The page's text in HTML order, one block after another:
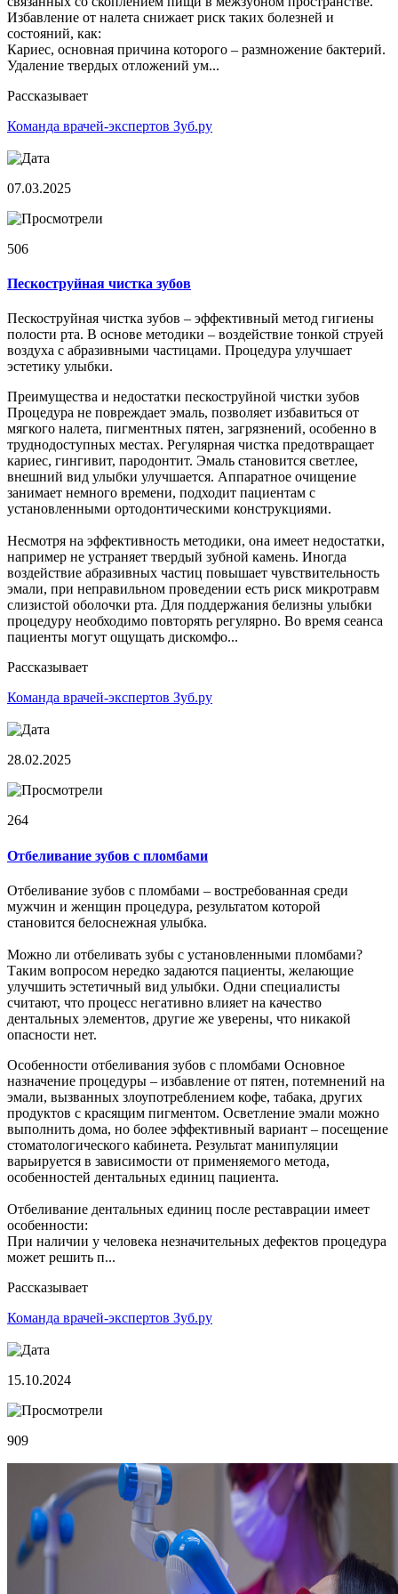
Избавление от налета снижает риск таких болезней и
состояний, как:
Кариес, основная причина которого – размножение бактерий.
Удаление твердых отложений ум...
Рассказывает
Команда врачей-экспертов Зуб.ру
07.03.2025
506
Пескоструйная чистка зубов
Пескоструйная чистка зубов – эффективный метод гигиены
полости рта. В основе методики – воздействие тонкой струей
воздуха с абразивными частицами. Процедура улучшает
эстетику улыбки.
Преимущества и недостатки пескоструйной чистки зубов
Процедура не повреждает эмаль, позволяет избавиться от
мягкого налета, пигментных пятен, загрязнений, особенно в
труднодоступных местах. Регулярная чистка предотвращает
кариес, гингивит, пародонтит. Эмаль становится светлее,
внешний вид улыбки улучшается. Аппаратное очищение
занимает немного времени, подходит пациентам с
установленными ортодонтическими конструкциями.
Несмотря на эффективность методики, она имеет недостатки,
например не устраняет твердый зубной камень. Иногда
воздействие абразивных частиц повышает чувствительность
эмали, при неправильном проведении есть риск микротравм
слизистой оболочки рта. Для поддержания белизны улыбки
процедуру необходимо повторять регулярно. Во время сеанса
пациенты могут ощущать дискомфо...
Рассказывает
Команда врачей-экспертов Зуб.ру
28.02.2025
264
Отбеливание зубов с пломбами
Отбеливание зубов с пломбами – востребованная среди
мужчин и женщин процедура, результатом которой
становится белоснежная улыбка.
Можно ли отбеливать зубы с установленными пломбами?
Таким вопросом нередко задаются пациенты, желающие
улучшить эстетичный вид улыбки. Одни специалисты
считают, что процесс негативно влияет на качество
дентальных элементов, другие же уверены, что никакой
опасности нет.
Особенности отбеливания зубов с пломбами Основное
назначение процедуры – избавление от пятен, потемнений на
эмали, вызванных злоупотреблением кофе, табака, других
продуктов с красящим пигментом. Осветление эмали можно
выполнить дома, но более эффективный вариант – посещение
стоматологического кабинета. Результат манипуляции
варьируется в зависимости от применяемого метода,
особенностей дентальных единиц пациента.
Отбеливание дентальных единиц после реставрации имеет
особенности:
При наличии у человека незначительных дефектов процедура
может решить п...
Рассказывает
Команда врачей-экспертов Зуб.ру
15.10.2024
909